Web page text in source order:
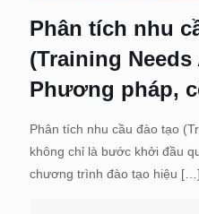
Phân tích nhu
(Training
Phương pháp,
Phân tích nhu cầu đào tạo
không chỉ là bước khởi đầu
chương trình đào tạo hiệu […]